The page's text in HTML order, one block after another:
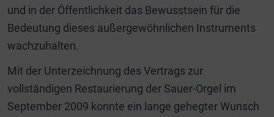
und in der Öffentlichkeit das Bewusstsein für die
Bedeutung dieses außergewöhnlichen Instruments
wachzuhalten.
Mit der Unterzeichnung des Vertrags zur
vollständigen Restaurierung der Sauer-Orgel im
September 2009 konnte ein lange gehegter Wunsch